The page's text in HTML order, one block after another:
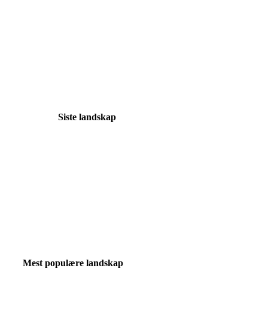
Siste landskap
Mest populære landskap